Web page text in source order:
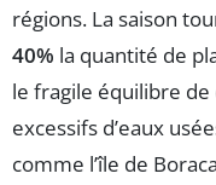
régions. La saison
40% la quantité de
le fragile équilibre
excessifs d’eaux
comme l’île de